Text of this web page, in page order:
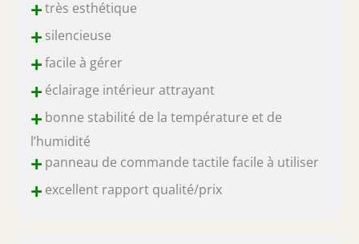
+très esthétique
+silencieuse
+facile à gérer
+éclairage intérieur attrayant
+bonne stabilité de la température et de
l’humidité
+panneau de commande tactile facile à utiliser
+excellent rapport qualité/prix